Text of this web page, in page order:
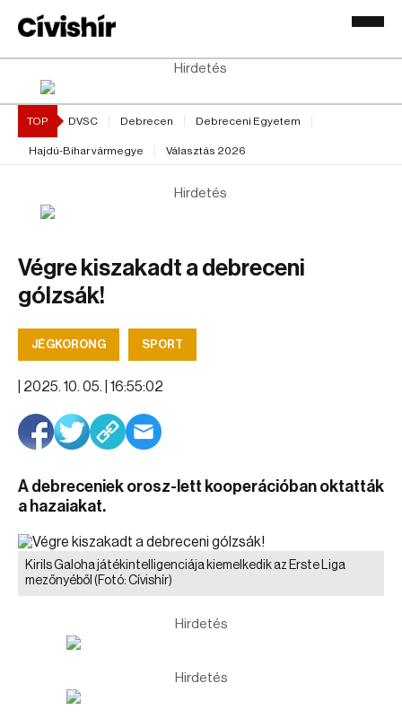
Hirdetés
TOP DVSC Debrecen Debreceni Egyetem
Hajdú-Bihar vármegye Választás 2026
Hirdetés
Végre kiszakadt a debreceni
gólzsák!
JÉGKORONG SPORT
2025. 10. 05. | 16:55:02
A debreceniek orosz-lett kooperációban oktatták
a hazaiakat.
Kirils Galoha játékintelligenciája kiemelkedik az Erste Liga
mezőnyéből (Fotó: Cívishír)
Hirdetés
Hirdetés